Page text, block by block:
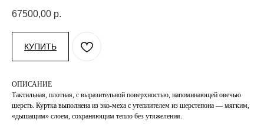
67500,00 р.
КУПИТЬ
ОПИСАНИЕ
Тактильная, плотная, с выразительной поверхностью, напоминающей овечью
шерсть. Куртка выполнена из эко-меха с утеплителем из шерстепона — мягким,
«дышащим» слоем, сохраняющим тепло без утяжеления.